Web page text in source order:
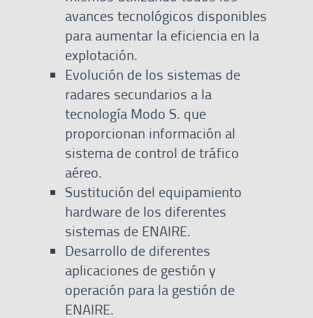
avances tecnológicos disponibles
para aumentar la eficiencia en la
explotación.
Evolución de los sistemas de
radares secundarios a la
tecnología Modo S. que
proporcionan información al
sistema de control de tráfico
aéreo.
Sustitución del equipamiento
hardware de los diferentes
sistemas de ENAIRE.
Desarrollo de diferentes
aplicaciones de gestión y
operación para la gestión de
ENAIRE.